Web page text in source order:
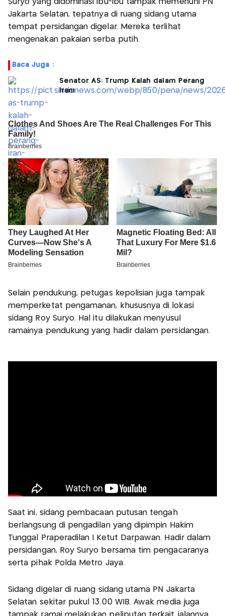
Suryo yang didominasi ibu-ibu tampak memenuhi PN
Jakarta Selatan, tepatnya di ruang sidang utama
tempat persidangan digelar. Mereka terlihat
mengenakan pakaian serba putih.
Baca Juga :
Senator AS: Trump Kalah dalam Perang
Iran!
Selain pendukung, petugas kepolisian juga tampak
memperketat pengamanan, khususnya di lokasi
sidang Roy Suryo. Hal itu dilakukan menyusul
ramainya pendukung yang hadir dalam persidangan.
Saat ini, sidang pembacaan putusan tengah
berlangsung di pengadilan yang dipimpin Hakim
Tunggal Praperadilan I Ketut Darpawan. Hadir dalam
persidangan, Roy Suryo bersama tim pengacaranya
serta pihak Polda Metro Jaya.
Sidang digelar di ruang sidang utama PN Jakarta
Selatan sekitar pukul 13.00 WIB. Awak media juga